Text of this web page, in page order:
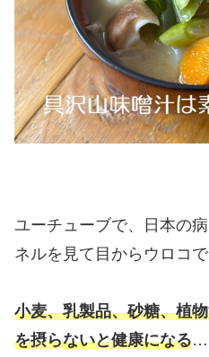
ユーチューブで、日本の
ネルを見て目からウロコで
小麦、乳製品、砂糖、植
を摂らないと健康になる…